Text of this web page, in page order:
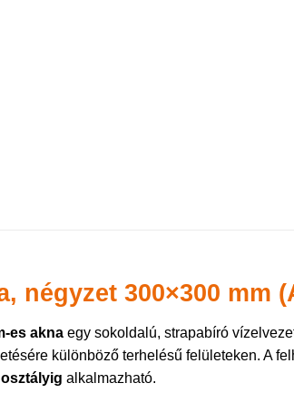
négyzet 300×300 mm
es akna egy sokoldalú, strapabíró
különböző terhelésű felületeken. A
alkalmazható.